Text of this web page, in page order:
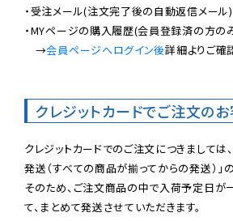
・受注メール(注文完了後の自動返信メール)
・MYページの購入履歴(会員登録済の方の
→会員ページへログイン後詳細よりご確
クレジットカードでご注文の
クレジットカードでのご注文につきましては
発送（すべての商品が揃ってからの発送）」
そのため、ご注文商品の中で入荷予定日
て、まとめて発送させていただきます。